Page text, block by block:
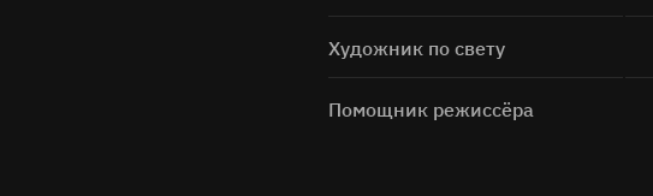
Художник по свету
Помощник режиссёра
Нажимая на кнопку